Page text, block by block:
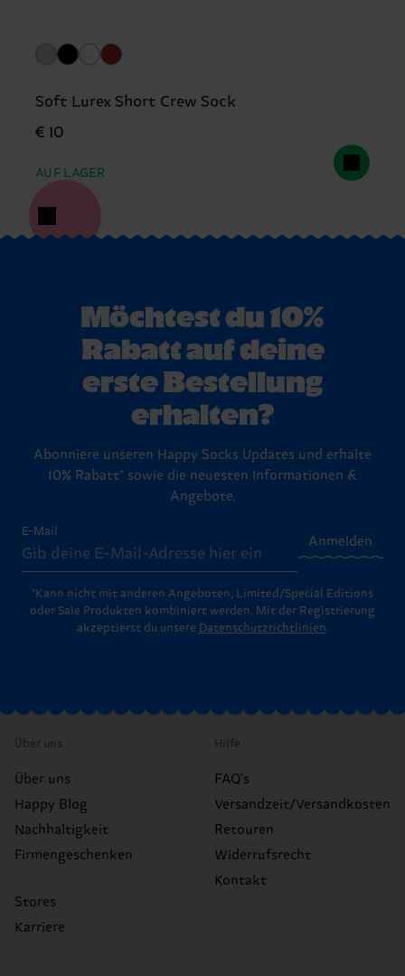
Soft Lurex Short Crew Sock
€ 10
AUF LAGER
Möchtest du 10%
Rabatt auf deine
erste Bestellung
erhalten?
Abonniere unseren Happy Socks Updates und erhalte
10% Rabatt* sowie die neuesten Informationen &
Angebote.
E-Mail
Anmelden
*Kann nicht mit anderen Angeboten, Limited/Special Editions
oder Sale Produkten kombiniert werden. Mit der Registrierung
akzeptierst du unsere Datenschutzrichtlinien.
Über uns
Über uns
Happy Blog
Nachhaltigkeit
Firmengeschenken
Stores
Karriere
Hilfe
FAQ's
Versandzeit/Versandkosten
Retouren
Widerrufsrecht
Kontakt